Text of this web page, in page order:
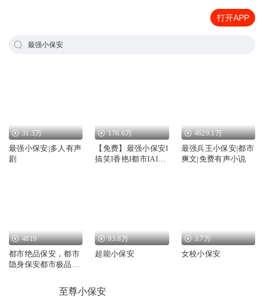
打开APP
最强小保安
31.3万
最强小保安|多人有声
剧
176.6万
【免费】最强小保安I
搞笑I香艳I都市IAI多
4629.1万
最强兵王小保安|都市
爽文|免费有声小说
4819
都市绝品保安，都市
隐身保安都市极品小
93.8万
超能小保安
3.7万
女校小保安
至尊小保安